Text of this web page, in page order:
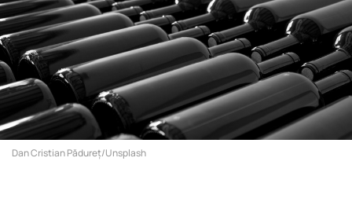
Dan Cristian Pădureț/Unsplash